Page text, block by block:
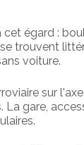
égard :
trouvent
voiture.
sur
gare,